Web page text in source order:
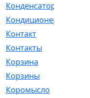
Конденсатор
Кондиционер
Контакт
Контакты
Корзина
Корзины
Коромысло